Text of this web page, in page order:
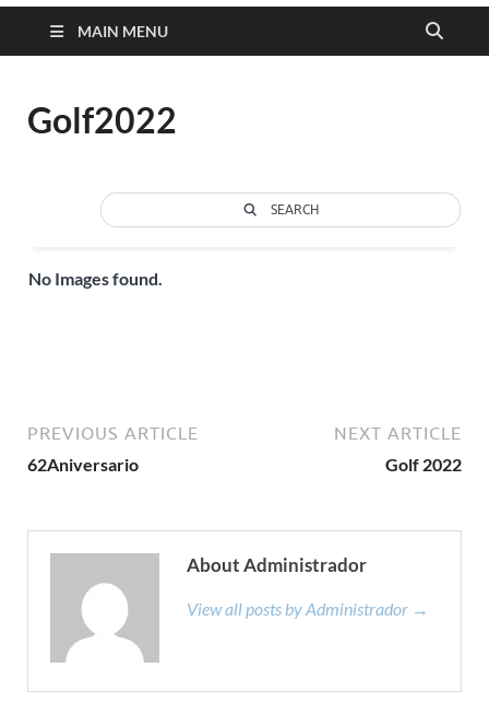
MAIN MENU
Golf2022
SEARCH
No Images found.
PREVIOUS ARTICLE
62Aniversario
NEXT ARTICLE
Golf 2022
About Administrador
View all posts by Administrador →